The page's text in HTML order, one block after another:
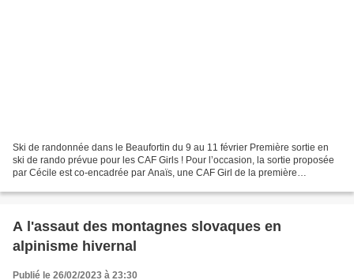
Ski de randonnée dans le Beaufortin du 9 au 11 février Première sortie en
ski de rando prévue pour les CAF Girls ! Pour l’occasion, la sortie proposée
par Cécile est co-encadrée par Anaïs, une CAF Girl de la première
A l'assaut des montagnes slovaques en
alpinisme hivernal
Publié le 26/02/2023 à 23:30